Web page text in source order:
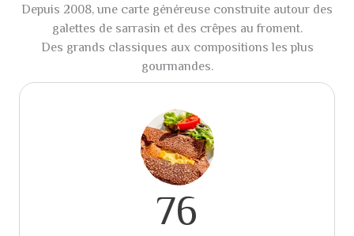
Depuis 2008, une carte généreuse construite autour des
galettes de sarrasin et des crêpes au froment.
Des grands classiques aux compositions les plus
gourmandes.
76